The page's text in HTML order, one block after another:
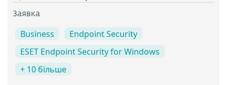
Заявка
Business
Endpoint Security
ESET Endpoint Security for Windows
+ 10 більше